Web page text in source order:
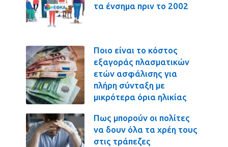
τα ένσημα πριν το 2002
Ποιο είναι το κόστος
εξαγοράς πλασματικών
ετών ασφάλισης για
πλήρη σύνταξη με
μικρότερα όρια ηλικίας
Πως μπορούν οι πολίτες
να δουν όλα τα χρέη τους
στις τράπεζες